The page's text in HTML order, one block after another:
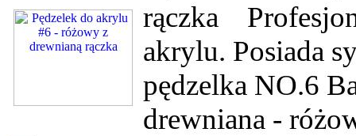
rączka
akrylu. Posiada
pędzelka NO.6
drewniana -